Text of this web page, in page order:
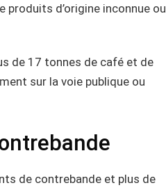
d’origine inconnue ou
de 17 tonnes de café et de
sur la voie publique ou
de contrebande et plus de